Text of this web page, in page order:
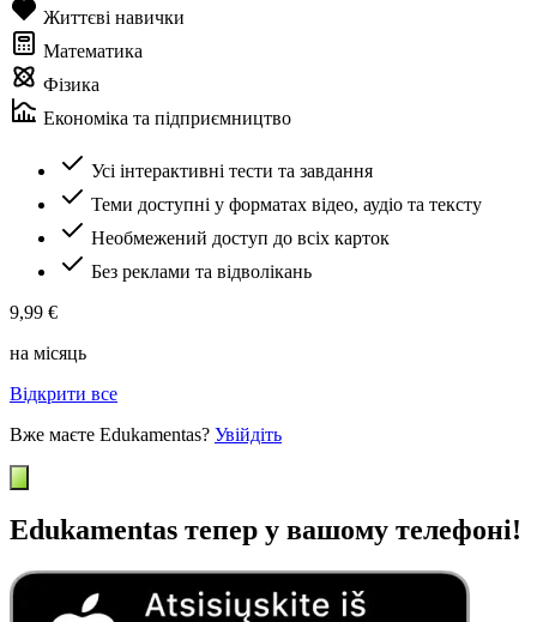
Життєві навички
Математика
Фізика
Економіка та підприємництво
Усі інтерактивні тести та завдання
Теми доступні у форматах відео, аудіо та тексту
Необмежений доступ до всіх карток
Без реклами та відволікань
9,99 €
на місяць
Відкрити все
Вже маєте Edukamentas? Увійдіть
Edukamentas тепер у вашому телефоні!